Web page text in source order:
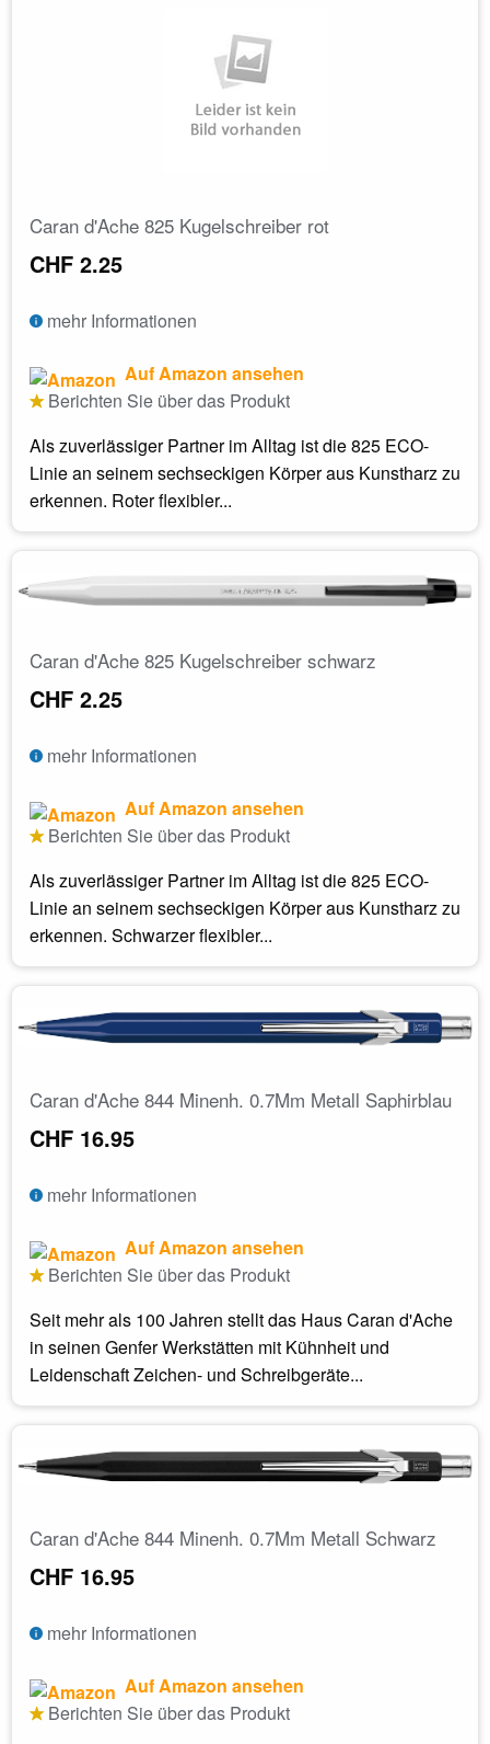
Caran d'Ache 825 Kugelschreiber rot
CHF 2.25
mehr Informationen
Auf Amazon ansehen
Berichten Sie über das Produkt
Als zuverlässiger Partner im Alltag ist die 825 ECO-
Linie an seinem sechseckigen Körper aus Kunstharz zu
erkennen. Roter flexibler...
Caran d'Ache 825 Kugelschreiber schwarz
CHF 2.25
mehr Informationen
Auf Amazon ansehen
Berichten Sie über das Produkt
Als zuverlässiger Partner im Alltag ist die 825 ECO-
Linie an seinem sechseckigen Körper aus Kunstharz zu
erkennen. Schwarzer flexibler...
Caran d'Ache 844 Minenh. 0.7Mm Metall Saphirblau
CHF 16.95
mehr Informationen
Auf Amazon ansehen
Berichten Sie über das Produkt
Seit mehr als 100 Jahren stellt das Haus Caran d'Ache
in seinen Genfer Werkstätten mit Kühnheit und
Leidenschaft Zeichen- und Schreibgeräte...
Caran d'Ache 844 Minenh. 0.7Mm Metall Schwarz
CHF 16.95
mehr Informationen
Auf Amazon ansehen
Berichten Sie über das Produkt